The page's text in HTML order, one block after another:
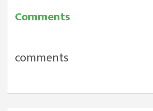
Comments
comments